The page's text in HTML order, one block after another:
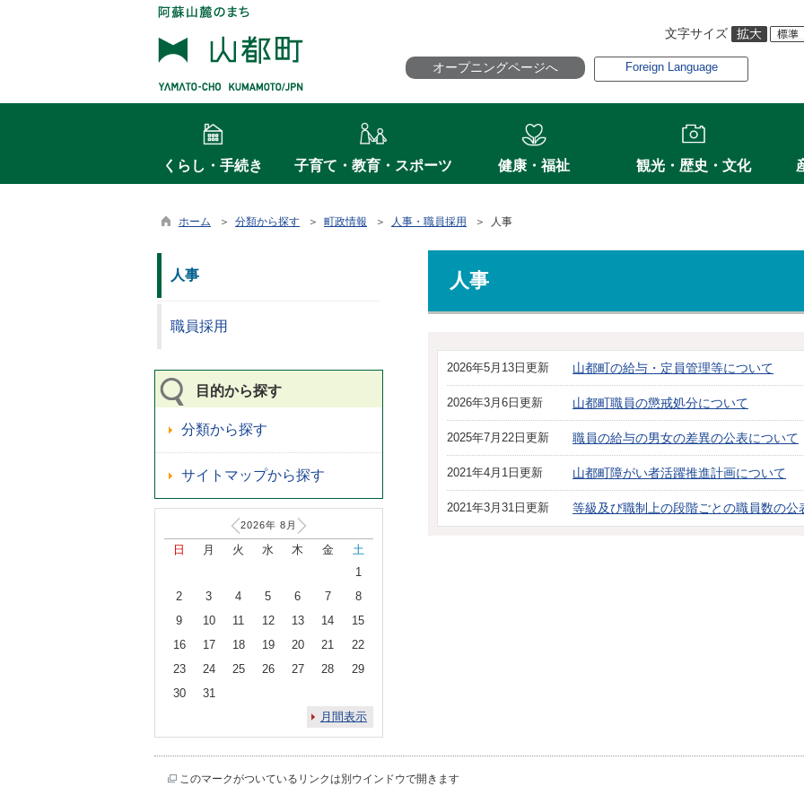
文字サイズ
オープニングページへ Foreign Language
くらし・手続き 子育て・教育・スポーツ 健康・福祉 観光・歴史・文化
ホーム ＞ 分類から探す ＞ 町政情報 ＞ 人事・職員採用 ＞ 人事
人事
2026年5月13日更新 山都町の給与・定員管理等について
2026年3月6日更新 山都町職員の懲戒処分について
2025年7月22日更新 職員の給与の男女の差異の公表について
2021年4月1日更新 山都町障がい者活躍推進計画について
2021年3月31日更新 等級及び職制上の段階ごとの職員数の公
人事
職員採用
目的から探す
分類から探す
サイトマップから探す
2026年 8 月
日 月 火 水 木 金
土
1
2
3 4 5 6 7
8
9
10 11 12 13 14
15
16
17 18 19 20 21
22
23
24 25 26 27 28
29
30
31
月間表示
このマークがついているリンクは別ウインドウで開きます